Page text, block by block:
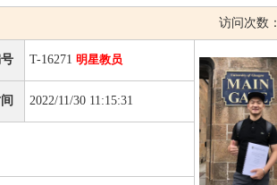
访问次数：
T-16271 明星教员
2022/11/30 11:15:31